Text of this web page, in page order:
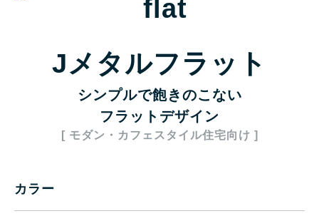
Jメタルフラット
シンプルで飽きのこない
フラットデザイン
[ モダン・カフェスタイル住宅向け ]
カラー